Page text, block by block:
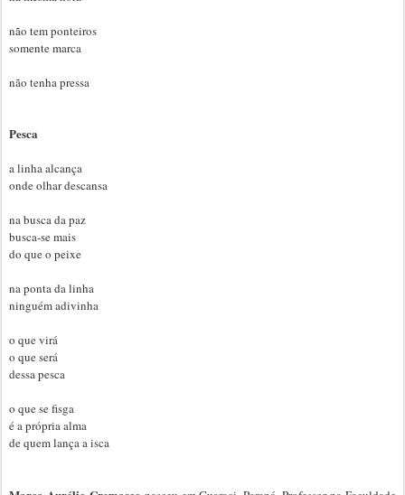
não tem ponteiros
somente marca
não tenha pressa
Pesca
a linha alcança
onde olhar descansa
na busca da paz
busca-se mais
do que o peixe
na ponta da linha
ninguém adivinha
o que virá
o que será
dessa pesca
o que se fisga
é a própria alma
de quem lança a isca